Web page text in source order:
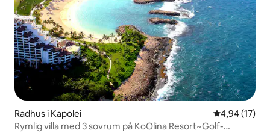
Radhus i Kapolei 4,94 av 5 i
4,94 (17)
Rymlig villa med 3 sovrum på KoOlina Resort~Golf-